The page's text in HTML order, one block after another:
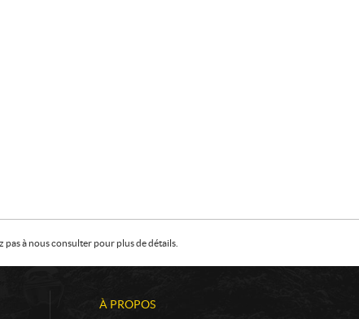
à nous consulter pour plus de détails.
À PROPOS